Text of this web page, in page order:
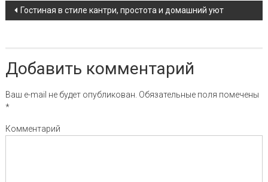
Навигация по записи
Гостиная в стиле кантри, простота и домашний уют
Добавить комментарий
Ваш e-mail не будет опубликован. Обязательные поля помечены
*
Комментарий